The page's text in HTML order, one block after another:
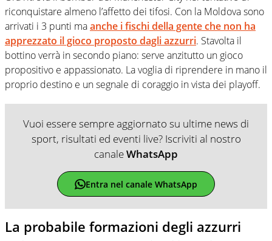
riconquistare almeno l’affetto dei tifosi. Con la Moldova sono
arrivati i 3 punti maanche i fischi della gente che non ha
apprezzato il gioco proposto dagli azzurri. Stavolta il
bottino verrà in secondo piano: serve anzitutto un gioco
propositivo e appassionato. La voglia di riprendere in mano il
proprio destino e un segnale di coraggio in vista dei playoff.
Vuoi essere sempre aggiornato su ultime news di
sport, risultati ed eventi live? Iscriviti al nostro
canaleWhatsApp
Entra nel canale WhatsApp
La probabile formazioni degli azzurri